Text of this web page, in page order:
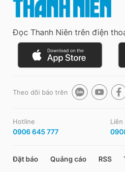
Đọc Thanh Niên trên điện
Theo dõi báo trên
Hotline
0906 645 777
Liên
Đặt báo Quảng cáo RSS